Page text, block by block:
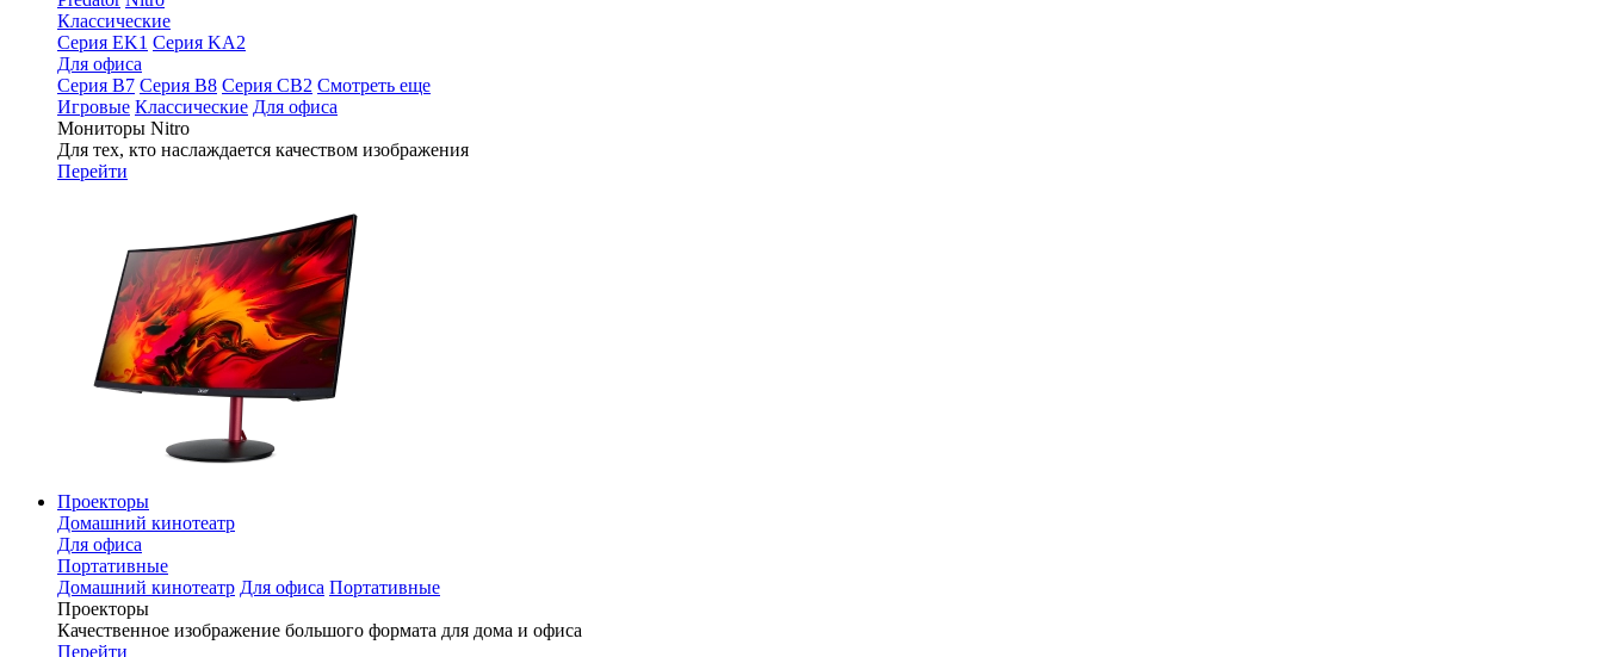
Классические
Серия EK1 Серия KA2
Для офиса
Серия B7 Серия B8 Серия CB2 Смотреть еще
Игровые Классические Для офиса
Мониторы Nitro
Для тех, кто наслаждается качеством изображения
Перейти
Проекторы
Домашний кинотеатр
Для офиса
Портативные
Домашний кинотеатр Для офиса Портативные
Проекторы
Качественное изображение большого формата для дома и офиса
Перейти